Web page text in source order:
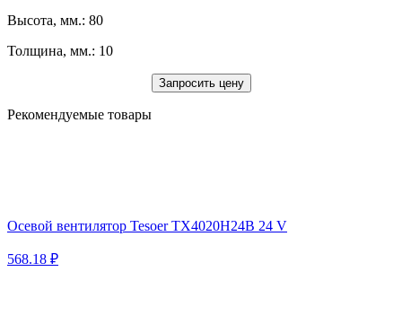
Высота, мм.: 80
Толщина, мм.: 10
Запросить цену
Рекомендуемые товары
Осевой вентилятор Tesoer TX4020H24B 24 V
568.18 ₽